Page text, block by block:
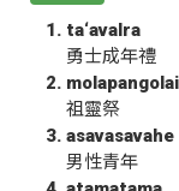
ta‘avalra
勇士成年禮
molapangolai
祖靈祭
asavasavahe
男性青年